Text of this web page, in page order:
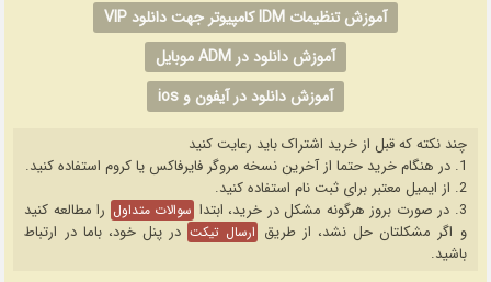
آموزش تنظیمات IDM کامپیوتر جهت دانلود VIP
آموزش دانلود در ADM موبایل
آموزش دانلود در آیفون و ios
چند نکته که قبل از خرید اشتراک باید رعایت کنید
1. در هنگام خرید حتما از آخرین نسخه مروگر فایرفاکس یا کروم استفاده کنید.
2. از ایمیل معتبر برای ثبت نام استفاده کنید.
3. در صورت بروز هرگونه مشکل در خرید، ابتدا
سوالات متداول را مطالعه کنید
و اگر مشکلتان حل نشد، از طریق ارسال تیکت در پنل خود، باما در ارتباط
باشید.